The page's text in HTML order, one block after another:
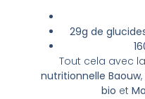
29g de
Tout cela avec
nutritionnelle Baouw
bio et